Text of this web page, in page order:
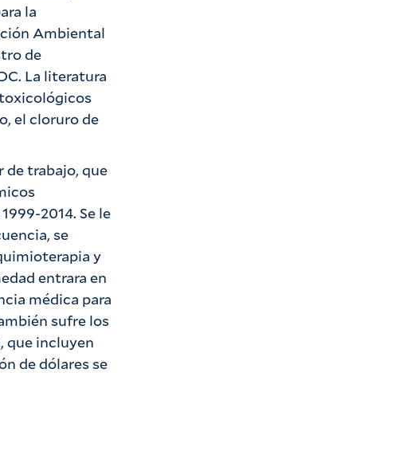
la
Ambiental
de
La literatura
el cloruro de
de trabajo, que
2014. Se le
se
y
entrara en
médica para
sufre los
que incluyen
de dólares se